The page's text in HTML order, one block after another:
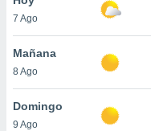
y
en
más
7 Ago
Mañana
8 Ago
Domingo
9 Ago